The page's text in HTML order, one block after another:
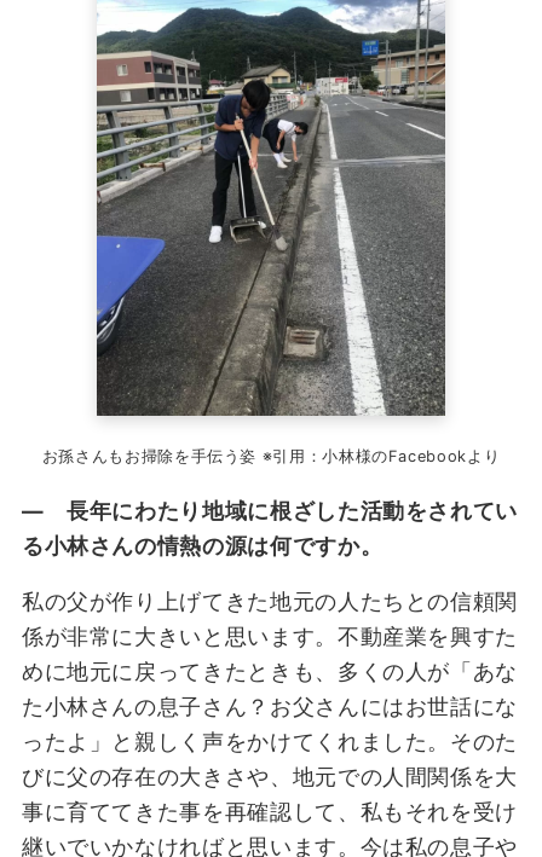
お孫さんもお掃除を手伝う姿 ※引用：小林様のFacebookより
― 長年にわたり地域に根ざした活動をされてい
る小林さんの情熱の源は何ですか。
私の父が作り上げてきた地元の人たちとの信頼関
係が非常に大きいと思います。不動産業を興すた
めに地元に戻ってきたときも、多くの人が「あな
た小林さんの息子さん？お父さんにはお世話にな
ったよ」と親しく声をかけてくれました。そのた
びに父の存在の大きさや、地元での人間関係を大
事に育ててきた事を再確認して、私もそれを受け
継いでいかなければと思います。今は私の息子や